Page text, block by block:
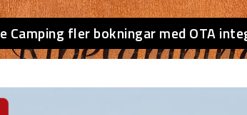
Camping fler bokningar med OTA